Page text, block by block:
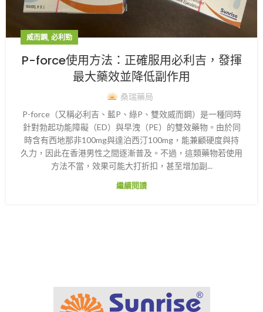
威而鋼, 必利勁
P-force使用方法：正確服用必利吉，發揮
最大藥效並降低副作用
桑瑞藥局
P-force（又稱必利吉、藍P、綠P、雙效威而鋼）是一種同時
針對勃起功能障礙（ED）與早洩（PE）的雙效藥物。由於同
時含有西地那非100mg與達泊西汀100mg，能兼顧硬度與持
久力，因此在香港男性之間逐漸普及。不過，這類藥物若使用
方法不當，效果可能大打折扣，甚至增加副...
繼續閱讀